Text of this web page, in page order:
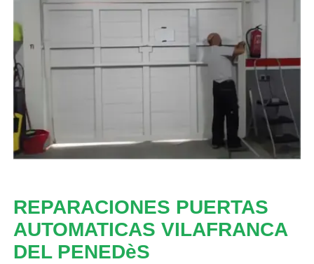
REPARACIONES PUERTAS
AUTOMATICAS VILAFRANCA
DEL PENEDèS